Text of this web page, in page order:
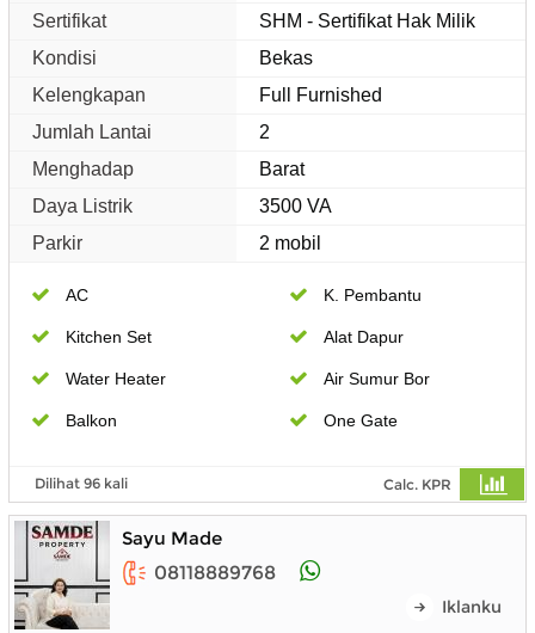
Sertifikat
SHM - Sertifikat Hak Milik
Kondisi
Bekas
Kelengkapan
Full Furnished
Jumlah Lantai
2
Menghadap
Barat
Daya Listrik
3500 VA
Parkir
2 mobil
AC K. Pembantu
Kitchen Set Alat Dapur
Water Heater Air Sumur Bor
Balkon One Gate
Dilihat 96 kali Calc. KPR
Sayu Made
08118889768
Iklanku